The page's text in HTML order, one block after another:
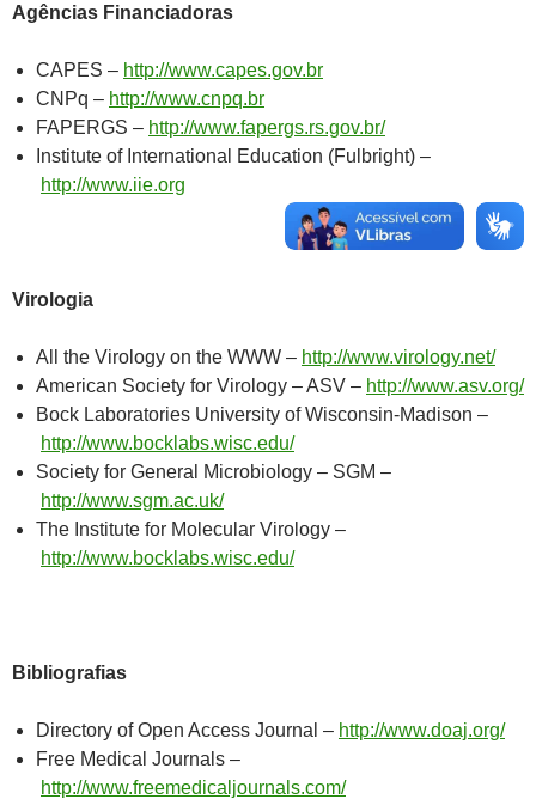
Agências Financiadoras
CAPES – http://www.capes.gov.br
CNPq – http://www.cnpq.br
FAPERGS – http://www.fapergs.rs.gov.br/
Institute of International Education (Fulbright) –
http://www.iie.org
Virologia
All the Virology on the WWW – http://www.virology.net/
American Society for Virology – ASV – http://www.asv.org/
Bock Laboratories University of Wisconsin-Madison –
http://www.bocklabs.wisc.edu/
Society for General Microbiology – SGM –
http://www.sgm.ac.uk/
The Institute for Molecular Virology –
http://www.bocklabs.wisc.edu/
Bibliografias
Directory of Open Access Journal – http://www.doaj.org/
Free Medical Journals –
http://www.freemedicaljournals.com/